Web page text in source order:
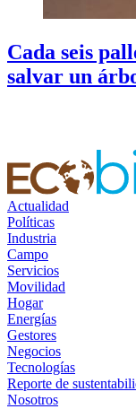
Cada seis
salvar un
Actualidad
Políticas
Industria
Campo
Servicios
Movilidad
Hogar
Energías
Gestores
Negocios
Tecnologías
Reporte de
Nosotros